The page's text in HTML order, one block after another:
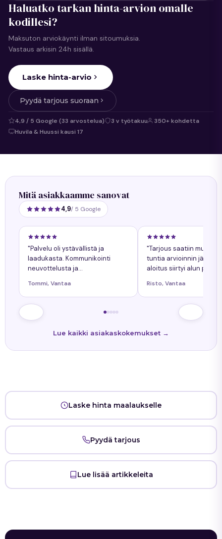
Haluatko tarkan hinta-arvion omalle
kodillesi?
Maksuton arviokäynti ilman sitoumuksia.
Vastaus arkisin 24h sisällä.
Laske hinta-arvio
Pyydä tarjous suoraan
4,9 / 5 Google (33 arvostelua) 3 v työtakuu
350+ kohdetta
Huvila & Huussi kausi 17
Mitä asiakkaamme sanovat
4,9/ 5 Google
"Palvelu oli ystävällistä ja
laadukasta. Kommunikointi
neuvottelusta ja
Kaikkiin kysymyksiin tuli
nopeasti vastaukset. Työn
lopputulos oli onnistunut."
Tommi, Vantaa
"Tarjous saatiin
tuntia arvioinnin
aloitus siirtyi alun perin
siitä oli ollut etukäteen
tiedossa."
Risto, Vantaa
Lue kaikki asiakaskokemukset →
Laske hinta maalaukselle
Pyydä tarjous
Lue lisää artikkeleita